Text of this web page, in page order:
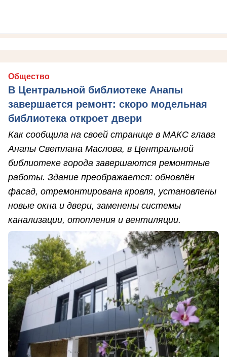
Общество
В Центральной библиотеке Анапы
завершается ремонт: скоро модельная
библиотека откроет двери
Как сообщила на своей странице в МАКС глава
Анапы Светлана Маслова, в Центральной
библиотеке города завершаются ремонтные
работы. Здание преображается: обновлён
фасад, отремонтирована кровля, установлены
новые окна и двери, заменены системы
канализации, отопления и вентиляции.